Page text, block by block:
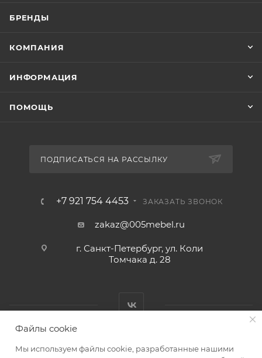
БРЕНДЫ
КОМПАНИЯ
ИНФОРМАЦИЯ
ПОМОЩЬ
ПОДПИСАТЬСЯ НА РАССЫЛКУ
+7 921 754 4453 ЗАКАЗАТЬ ЗВОНОК
zakaz@005mebel.ru
г. Санкт-Петербург, ул. Коли
Томчака д. 28
Файлы cookie
Мы используем файлы cookie, разработанные нашими